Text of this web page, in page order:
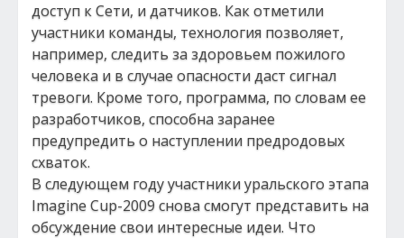
доступ к Сети, и датчиков. Как отметили
участники команды, технология позволяет,
например, следить за здоровьем пожилого
человека и в случае опасности даст сигнал
тревоги. Кроме того, программа, по словам ее
разработчиков, способна заранее
предупредить о наступлении предродовых
схваток.
В следующем году участники уральского этапа
Imagine Cup-2009 снова смогут представить на
обсуждение свои интересные идеи. Что